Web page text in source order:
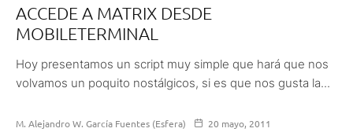
ACCEDE A MATRIX DESDE
MOBILETERMINAL
Hoy presentamos un script muy simple que hará que nos
volvamos un poquito nostálgicos, si es que nos gusta la...
M. Alejandro W. García Fuentes (Esfera)
20 mayo, 2011